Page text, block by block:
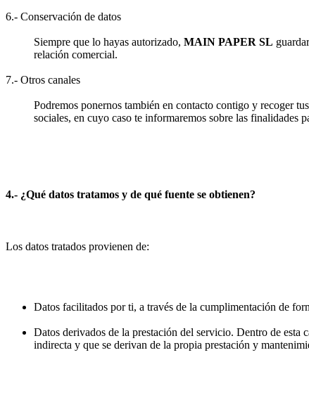
6.- Conservación de datos
Siempre que lo hayas autorizado, MAIN PAPER SL
relación comercial.
7.- Otros canales
Podremos ponernos también en contacto contigo y recoger
sociales, en cuyo caso te informaremos sobre las finalidades
4.- ¿Qué datos tratamos y de qué fuente se obtienen?
Los datos tratados provienen de:
Datos facilitados por ti, a través de la cumplimentación de
Datos derivados de la prestación del servicio. Dentro de esta
indirecta y que se derivan de la propia prestación y